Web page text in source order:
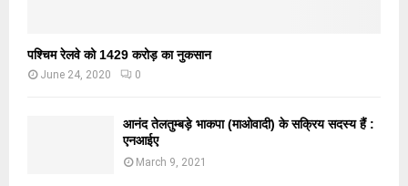
पश्चिम रेलवे को 1429 करोड़ का नुकसान
June 24, 2020 0
आनंद तेलतुम्बड़े भाकपा (माओवादी) के सक्रिय सदस्य हैं :
एनआईए
March 9, 2021